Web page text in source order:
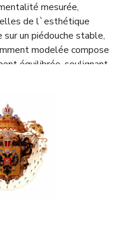
mesurée,
de l`esthétique
sur un piédouche stable,
modelée compose
équilibrée, soulignant
Les guirlandes
les attaches de
de raffinement tout en
tendances décoratives
dans l`historicisme.
à partir de 1836,
ayant exercé dans la